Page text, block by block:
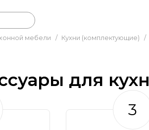
мебели / Кухни (комплектующие) /
для
3